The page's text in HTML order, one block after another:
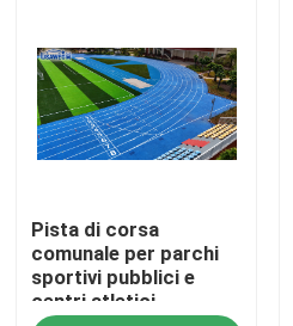
Casa.
Pista di corsa
comunale per parchi
sportivi pubblici e
centri atletici